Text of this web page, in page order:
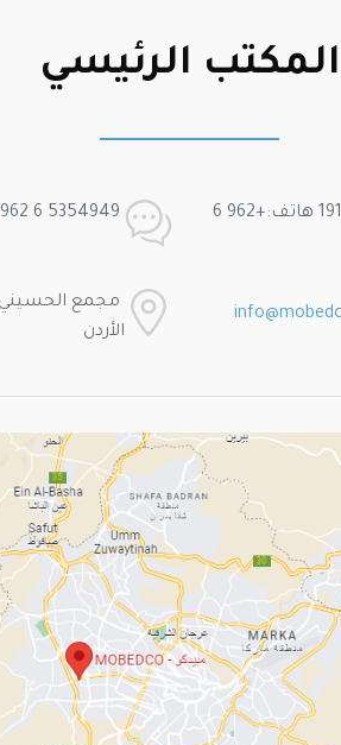
المكتب الرئيسي
موبايل: +962 79 777 2 191 هاتف:+962 6
مجمع الحسيني
الأردن